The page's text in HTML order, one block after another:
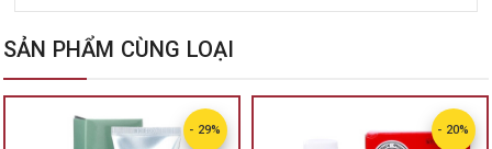
SẢN PHẨM CÙNG LOẠI
- 29% - 20%